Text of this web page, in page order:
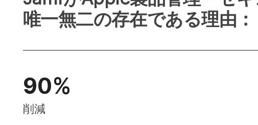
唯一無二の​存在である​理由：
90%
削減